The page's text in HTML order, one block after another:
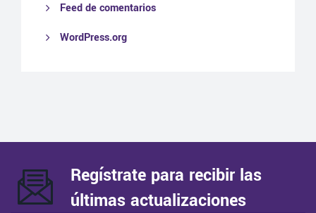
Feed de comentarios
WordPress.org
Regístrate para recibir las
últimas actualizaciones